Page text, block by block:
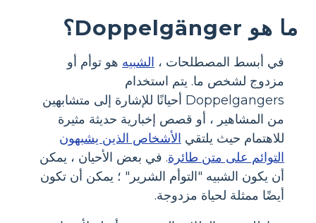
ما هو Doppelgänger؟
في أبسط المصطلحات ، الشبيه هو توأم أو
مزدوج لشخص ما. يتم استخدام
Doppelgangers أحيانًا للإشارة إلى متشابهين
من المشاهير ، أو قصص إخبارية حديثة مثيرة
للاهتمام حيث يلتقي الأشخاص الذين يشبهون
التوائم على متن طائرة. في بعض الأحيان ، يمكن
أن يكون الشبيه "التوأم الشرير" ؛ يمكن أن تكون
أيضًا ممثلة لحياة مزدوجة.